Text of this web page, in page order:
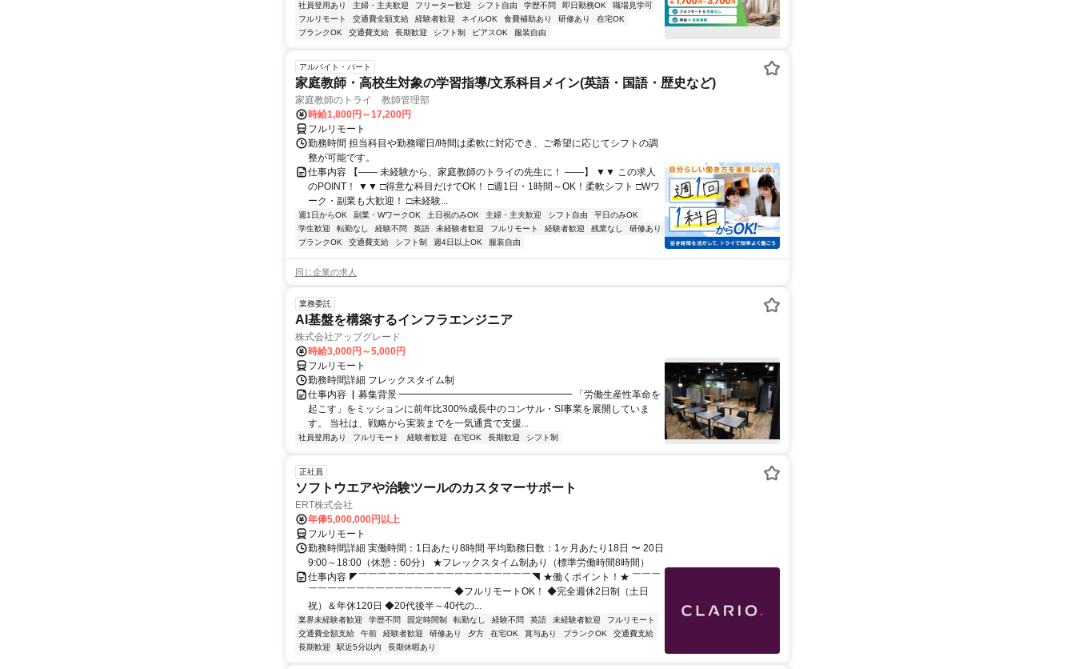
社員登用あり 主婦・主夫歓迎 フリーター歓迎 シフト自由 学歴不問 即日勤務OK
職場見学可
フルリモート
交通費全額支給 経験者歓迎 ネイルOK 食費補助あり 研修あり
在宅OK
ブランクOK
交通費支給 長期歓迎 シフト制 ピアスOK 服装自由
アルバイト・パート
家庭教師・高校生対象の学習指導/文系科目メイン(英語・国語・歴史など)
家庭教師のトライ 教師管理部
時給1,800円～17,200円
フルリモート
勤務時間 担当科目や勤務曜日/時間は柔軟に対応でき、ご希望に応じてシフトの調
整が可能です。
仕事内容 【―― 未経験から、家庭教師のトライの先生に！ ――】 ▼▼ この求人
のPOINT！ ▼▼ □得意な科目だけでOK！ □週1日・1時間～OK！柔軟シフト □Wワ
ーク・副業も大歓迎！ □未経験...
週1日からOK 副業・WワークOK 土日祝のみOK 主婦・主夫歓迎 シフト自由
平日のみOK
学生歓迎
転勤なし 経験不問 英語 未経験者歓迎 フルリモート 経験者歓迎 残業なし
研修あり
ブランクOK
交通費支給 シフト制 週4日以上OK 服装自由
同じ企業の求人
業務委託
AI基盤を構築するインフラエンジニア
株式会社アップグレード
時給3,000円～5,000円
フルリモート
勤務時間詳細 フレックスタイム制
仕事内容 ▏募集背景 ━━━━━━━━━━━━━━━━━━ 「労働生産性革命を
起こす」をミッションに前年比300%成長中のコンサル・SI事業を展開していま
す。 当社は、戦略から実装までを一気通貫で支援...
社員登用あり フルリモート 経験者歓迎 在宅OK 長期歓迎 シフト制
正社員
ソフトウエアや治験ツールのカスタマーサポート
ERT株式会社
年俸5,000,000円以上
フルリモート
勤務時間詳細 実働時間：1日あたり8時間 平均勤務日数：1ヶ月あたり18日 〜 20日
9:00～18:00（休憩：60分） ★フレックスタイム制あり（標準労働時間8時間）
仕事内容 ◤￣￣￣￣￣￣￣￣￣￣￣￣￣￣￣￣￣￣◥ ★働くポイント！★ ￣￣￣
￣￣￣￣￣￣￣￣￣￣￣￣￣￣￣ ◆フルリモートOK！ ◆完全週休2日制（土日
祝）＆年休120日 ◆20代後半～40代の...
業界未経験者歓迎 学歴不問 固定時間制 転勤なし 経験不問 英語 未経験者歓迎
フルリモート
交通費全額支給
午前 経験者歓迎 研修あり 夕方 在宅OK 賞与あり ブランクOK
交通費支給
長期歓迎
駅近5分以内 長期休暇あり